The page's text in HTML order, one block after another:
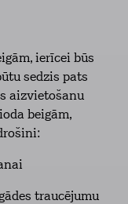
ierīcei būs
sedzis pats
aizvietošanu
beigām,
traucējumu